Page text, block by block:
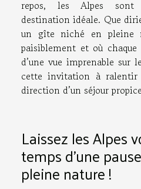
repos, les Alpes
destination idéale. Que
un gîte niché en pleine
paisiblement et où
d’une vue imprenable sur
cette invitation à
direction d’un séjour
Laissez les Alpes
temps d'une
pleine nature !